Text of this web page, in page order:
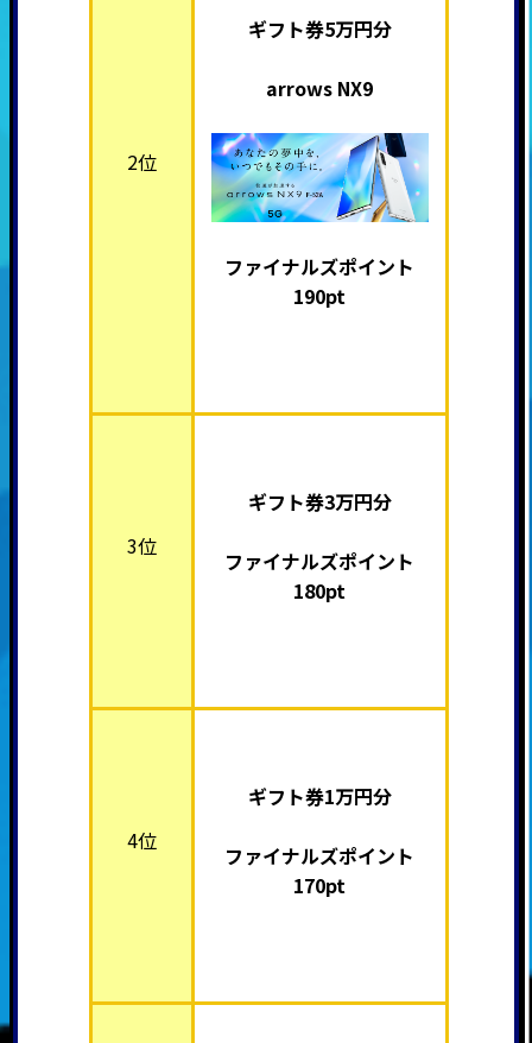
2位
ギフト券5万円分
arrows NX9
ファイナルズポイント
190pt
3位
ギフト券3万円分
ファイナルズポイント
180pt
4位
ギフト券1万円分
ファイナルズポイント
170pt